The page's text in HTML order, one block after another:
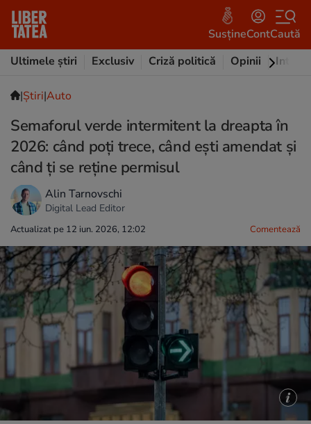
SusțineContCaută
Ultimele știri
Exclusiv Criză politică Opinii
|Ştiri|Auto
Semaforul verde intermitent la dreapta în
2026: când poți trece, când ești amendat și
când ți se reține permisul
Alin Tarnovschi
Digital Lead Editor
Actualizat pe 12 iun. 2026, 12:02 Comentează